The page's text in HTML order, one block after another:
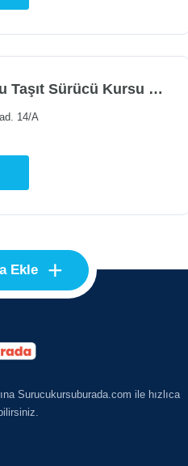
Özel Uzman Motorlu Taşıt Sürücü Kursu Bozüyük Şubesi
14/A
Ekle +
Surucukursuburada.com ile hızlıca